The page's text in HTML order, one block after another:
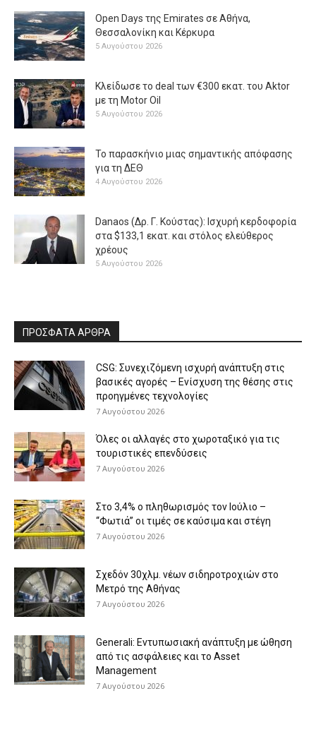
Open Days της Emirates σε Αθήνα,
Θεσσαλονίκη και Κέρκυρα
5 Αυγούστου 2026
Κλείδωσε το deal των €300 εκατ. του Aktor
με τη Μotor Oil
5 Αυγούστου 2026
Το παρασκήνιο μιας σημαντικής απόφασης
για τη ΔΕΘ
4 Αυγούστου 2026
Danaos (Δρ. Γ. Κούστας): Ισχυρή κερδοφορία
στα $133,1 εκατ. και στόλος ελεύθερος
χρέους
5 Αυγούστου 2026
ΠΡΟΣΦΑΤΑ ΑΡΘΡΑ
CSG: Συνεχιζόμενη ισχυρή ανάπτυξη στις
βασικές αγορές – Ενίσχυση της θέσης στις
προηγμένες τεχνολογίες
7 Αυγούστου 2026
Όλες οι αλλαγές στο χωροταξικό για τις
τουριστικές επενδύσεις
7 Αυγούστου 2026
Στο 3,4% ο πληθωρισμός τον Ιούλιο –
“Φωτιά” οι τιμές σε καύσιμα και στέγη
7 Αυγούστου 2026
Σχεδόν 30χλμ. νέων σιδηροτροχιών στο
Μετρό της Αθήνας
7 Αυγούστου 2026
Generali: Eντυπωσιακή ανάπτυξη με ώθηση
από τις ασφάλειες και το Asset
Management
7 Αυγούστου 2026